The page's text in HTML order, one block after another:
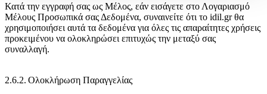
Κατά την εγγραφή σας ως Μέλος, εάν εισάγετε στο Λογαριασμό
Μέλους Προσωπικά σας Δεδομένα, συναινείτε ότι το idil.gr θα
χρησιμοποιήσει αυτά τα δεδομένα για όλες τις απαραίτητες χρήσεις
προκειμένου να ολοκληρώσει επιτυχώς την μεταξύ σας
συναλλαγή.
2.6.2. Ολοκλήρωση Παραγγελίας